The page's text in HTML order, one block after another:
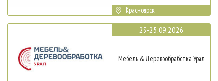
Красноярск
23-25.09.2026
Мебель & Деревообработка Урал